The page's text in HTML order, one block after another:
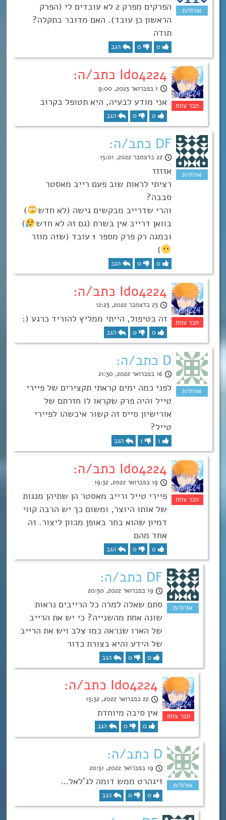
הפרקים מפרק 2 לא עובדים לי (הפרק
הראשון כן עובד). האם מדובר בתקלה?
תודה
0
0 הגב
Ido4224 כתב/ה:
1 בפברואר 2023, 9:00
אני מודע לבעיה, היא תטופל בקרוב
0
0 הגב
DF כתב/ה:
22 בדצמבר 2022, 15:01
אזזזז
רציתי לראות שוב פעם רייב מאסטר
סבבה?
והרי שדרייב מבקשים גישה (לא חדש
)
בוואן דרייב אין בשרת (גם זה לא חדש
)
ובמגה רק פרק מספר 1 עובד (שזה מוזר
)
0
0 הגב
Ido4224 כתב/ה:
23 בדצמבר 2022, 12:23
זה בטיפול, הייתי ממליץ להוריד כרגע (:
0
0 הגב
D כתב/ה:
16 בפברואר 2022, 21:30
לפני כמה ימים קראתי תקצירים של פיירי
טייל והיה פרק שקראו לו חזרתם של
אורישיון סייס זה קשור איכשהו לפיירי
טייל?
1
1 הגב
Ido4224 כתב/ה:
19 בפברואר 2022, 19:32
פיירי טייל ורייב מאסטר הן שתיהן מנגות
של אותו היוצר, ומשום כך יש הרבה קווי
דמיון שהוא בחר באופן מכוון ליצור. זה
אחד מהם
0
0 הגב
DF כתב/ה:
19 בפברואר 2022, 20:50
סתם שאלה למרה כל הרייבים נראות
שונה אחת מהשנייה? כי יש את הרייב
של הארו שנראה כמו צלב ויש את הרייב
של הידע והיא בצורת כדור
0
0 הגב
Ido4224 כתב/ה:
22 בפברואר 2022, 15:32
אין סיבה מיוחדת
0
0 הגב
D כתב/ה:
19 בפברואר 2022, 20:51
זיגהרט ממש דומה לג’לאל…
0
0 הגב